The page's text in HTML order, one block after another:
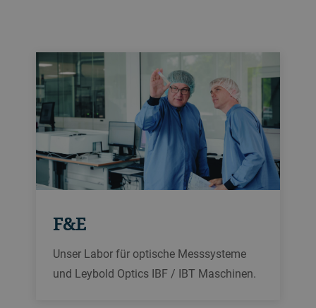
F&E
Unser Labor für optische Messsysteme
und Leybold Optics IBF / IBT Maschinen.